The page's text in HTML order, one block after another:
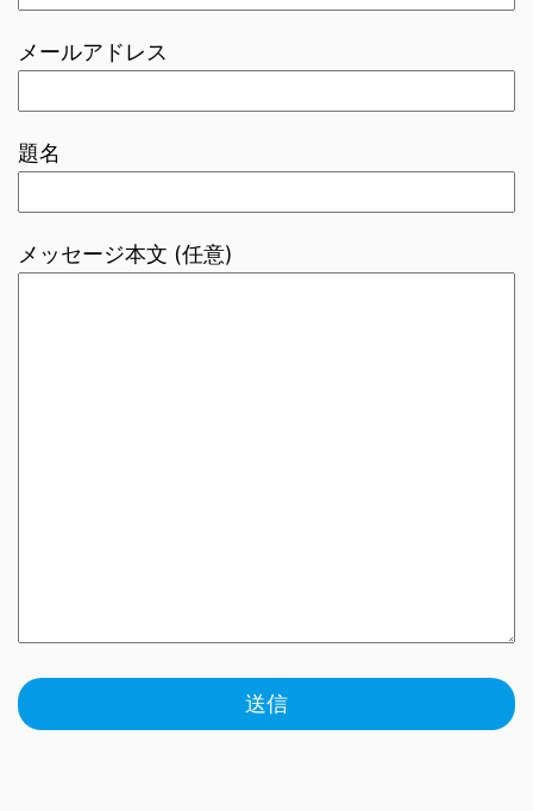
メールアドレス
題名
メッセージ本文 (任意)